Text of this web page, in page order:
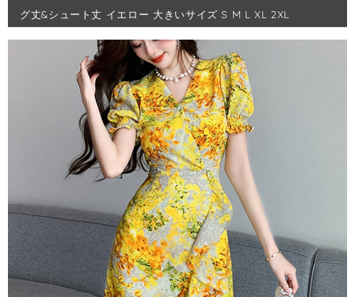
グ丈&シュート丈 イエロー 大きいサイズ S M L XL 2XL